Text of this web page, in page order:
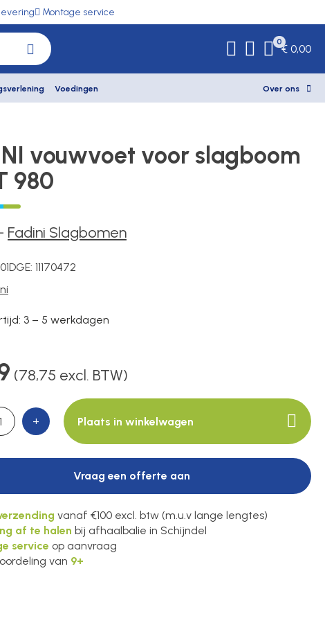
Montage service
0
€ 0,00
Voedingen Over ons
vouwvoet voor slagboom
980
Fadini Slagbomen
DGE: 11170472
3 – 5 werkdagen
(78,75 excl. BTW)
+ Plaats in winkelwagen
Vraag een offerte aan
vanaf €100 excl. btw (m.u.v lange lengtes)
af te halen bij afhaalbalie in Schijndel
service op aanvraag
van 9+